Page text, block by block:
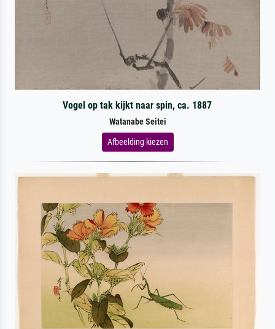
Vogel op tak kijkt naar spin, ca. 1887
Watanabe Seitei
Afbeelding kiezen